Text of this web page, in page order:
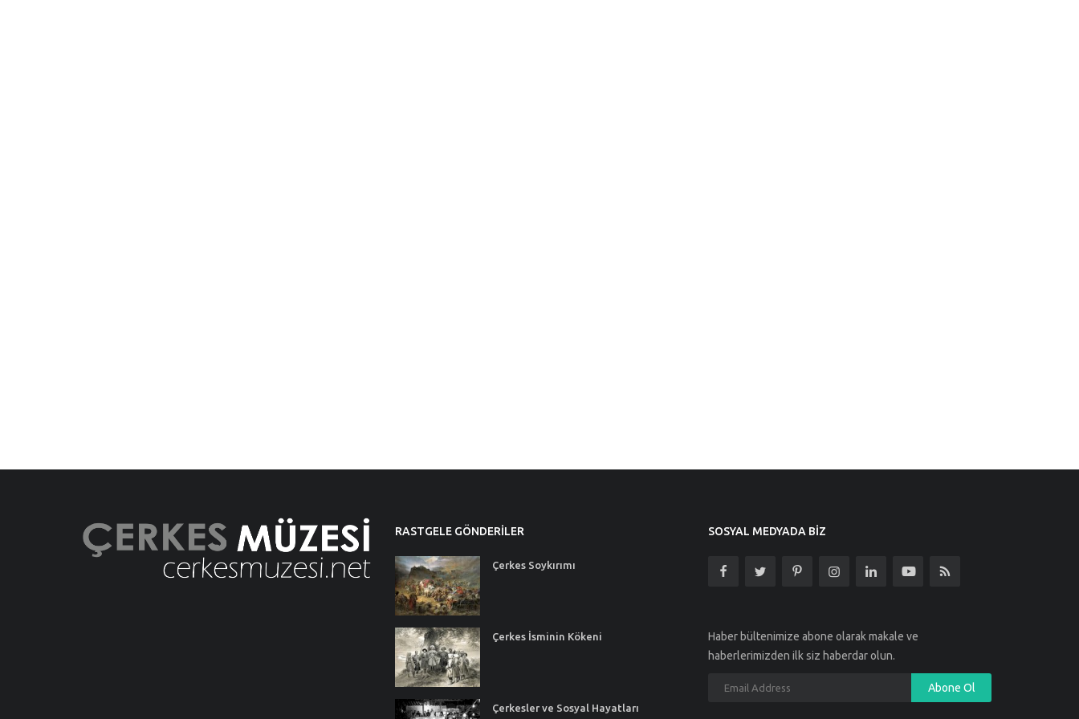
RASTGELE GÖNDERILER
Çerkes Soykırımı
Çerkes İsminin Kökeni
Çerkesler ve Sosyal Hayatları
SOSYAL MEDYADA BIZ
Haber bültenimize abone olarak makale ve
haberlerimizden ilk siz haberdar olun.